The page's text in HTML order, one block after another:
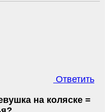
Ответить
на коляске =